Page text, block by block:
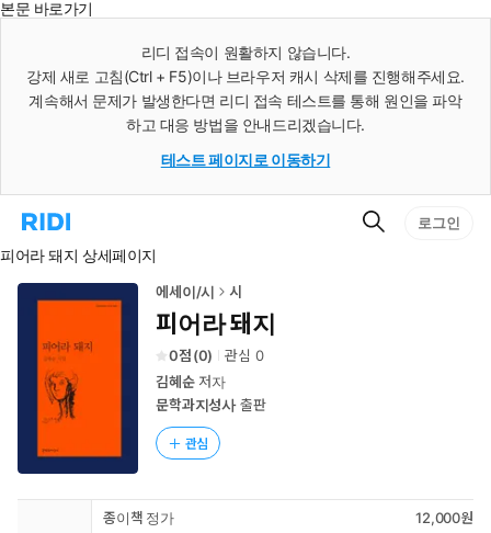
본문 바로가기
리디 접속이 원활하지 않습니다.
강제 새로 고침(Ctrl + F5)이나 브라우저 캐시 삭제를 진행해주세요.
계속해서 문제가 발생한다면 리디 접속 테스트를 통해 원인을 파악
하고 대응 방법을 안내드리겠습니다.
테스트 페이지로 이동하기
리
홈
로
검
로그인
피어라 돼지 상세페이지
에세이/시 시
피어라 돼지
0 (0) 관심 0
김혜순저자
문학과지성사출판
관심
종이책 정가
12,000원